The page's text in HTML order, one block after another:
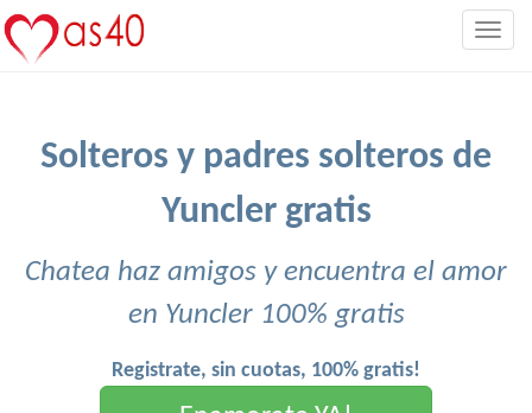
Solteros y padres solteros de
Yuncler gratis
Chatea haz amigos y encuentra el amor
en Yuncler 100% gratis
Registrate, sin cuotas, 100% gratis!